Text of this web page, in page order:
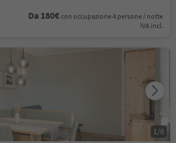
Da 180€ con occupazione 4 persone / notte
IVA incl.
1/6